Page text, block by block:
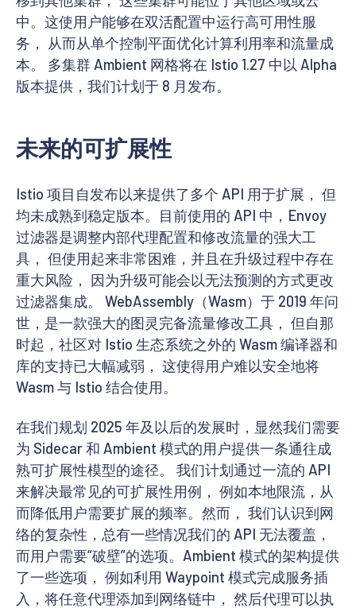
中。这使用户能够在双活配置中运行高可用性服
务， 从而从单个控制平面优化计算利用率和流量成
本。 多集群 Ambient 网格将在 Istio 1.27 中以 Alpha
版本提供，我们计划于 8 月发布。
未来的可扩展性
Istio 项目自发布以来提供了多个 API 用于扩展， 但
均未成熟到稳定版本。目前使用的 API 中，Envoy
过滤器是调整内部代理配置和修改流量的强大工
具， 但使用起来非常困难，并且在升级过程中存在
重大风险， 因为升级可能会以无法预测的方式更改
过滤器集成。 WebAssembly（Wasm）于 2019 年问
世，是一款强大的图灵完备流量修改工具， 但自那
时起，社区对 Istio 生态系统之外的 Wasm 编译器和
库的支持已大幅减弱， 这使得用户难以安全地将
Wasm 与 Istio 结合使用。
在我们规划 2025 年及以后的发展时，显然我们需要
为 Sidecar 和 Ambient 模式的用户提供一条通往成
熟可扩展性模型的途径。 我们计划通过一流的 API
来解决最常见的可扩展性用例， 例如本地限流，从
而降低用户需要扩展的频率。然而， 我们认识到网
络的复杂性，总有一些情况我们的 API 无法覆盖，
而用户需要“破壁”的选项。Ambient 模式的架构提供
了一些选项， 例如利用 Waypoint 模式完成服务插
入，将任意代理添加到网络链中， 然后代理可以执